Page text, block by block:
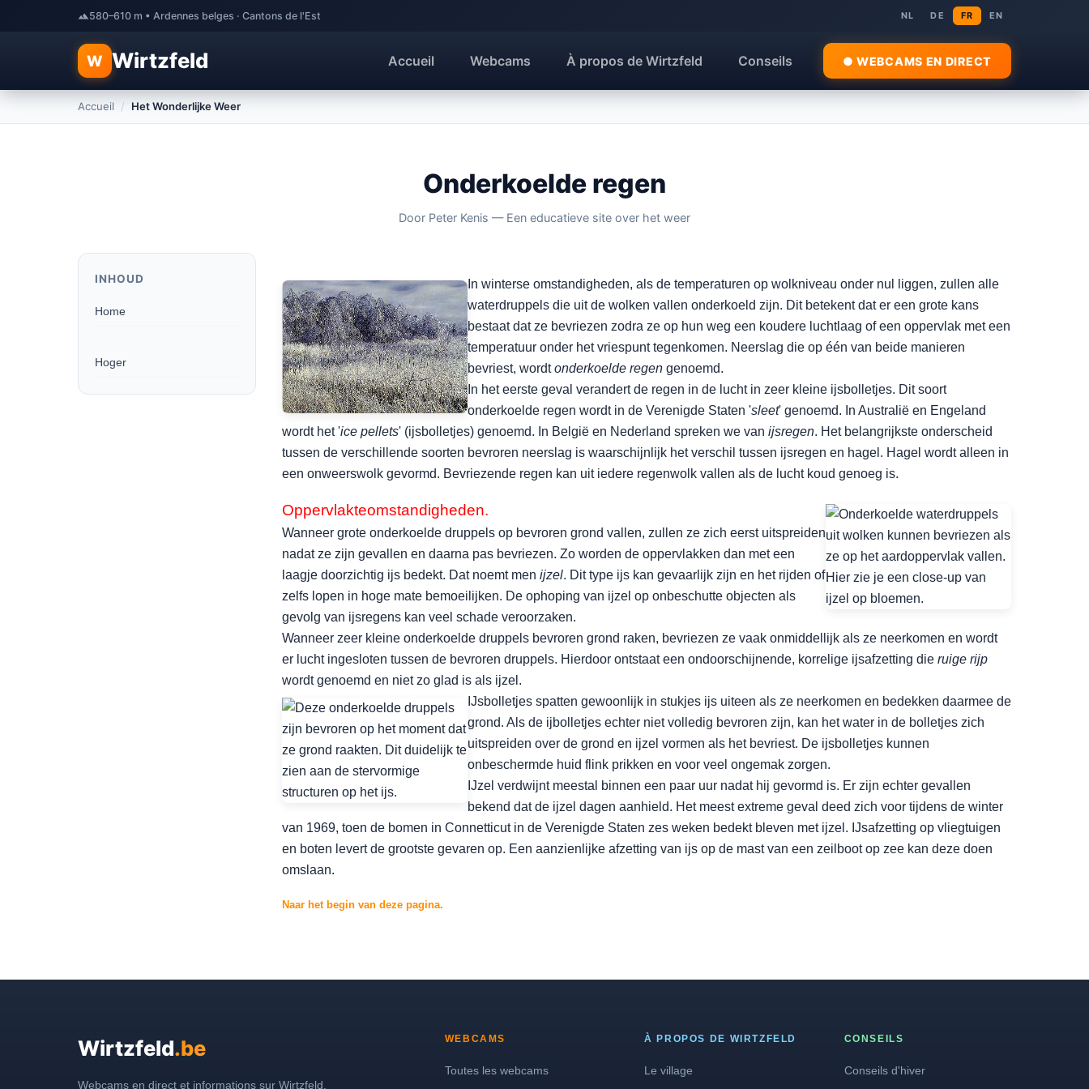
580–610 m • Ardennes belges · Cantons de l'Est NL DE FR EN
W Wirtzfeld Accueil Webcams À propos de Wirtzfeld Conseils ● WEBCAMS EN DIRECT
Accueil / Het Wonderlijke Weer
Onderkoelde regen
Door Peter Kenis — Een educatieve site over het weer
INHOUD
Home
Hoger
In winterse omstandigheden, als de temperaturen op wolkniveau onder nul liggen, zullen alle
waterdruppels die uit de wolken vallen onderkoeld zijn. Dit betekent dat er een grote kans
bestaat dat ze bevriezen zodra ze op hun weg een koudere luchtlaag of een oppervlak met een
temperatuur onder het vriespunt tegenkomen. Neerslag die op één van beide manieren
bevriest, wordtonderkoelde regen genoemd.
In het eerste geval verandert de regen in de lucht in zeer kleine ijsbolletjes. Dit soort
onderkoelde regen wordt in de Verenigde Staten 'sleet' genoemd. In Australië en Engeland
wordt het 'ice pellets' (ijsbolletjes) genoemd. In België en Nederland spreken we van ijsregen. Het belangrijkste onderscheid
tussen de verschillende soorten bevroren neerslag is waarschijnlijk het verschil tussen ijsregen en hagel. Hagel wordt alleen in
een onweerswolk gevormd. Bevriezende regen kan uit iedere regenwolk vallen als de lucht koud genoeg is.
Oppervlakteomstandigheden.
Wanneer grote onderkoelde druppels op bevroren grond vallen, zullen ze zich eerst uitspreiden
nadat ze zijn gevallen en daarna pas bevriezen. Zo worden de oppervlakken dan met een
laagje doorzichtig ijs bedekt. Dat noemt men ijzel. Dit type ijs kan gevaarlijk zijn en het rijden of
zelfs lopen in hoge mate bemoeilijken. De ophoping van ijzel op onbeschutte objecten als
gevolg van ijsregens kan veel schade veroorzaken.
Wanneer zeer kleine onderkoelde druppels bevroren grond raken, bevriezen ze vaak onmiddellijk als ze neerkomen en wordt
er lucht ingesloten tussen de bevroren druppels. Hierdoor ontstaat een ondoorschijnende, korrelige ijsafzetting die ruige rijp
wordt genoemd en niet zo glad is als ijzel.
IJsbolletjes spatten gewoonlijk in stukjes ijs uiteen als ze neerkomen en bedekken daarmee de
grond. Als de ijbolletjes echter niet volledig bevroren zijn, kan het water in de bolletjes zich
uitspreiden over de grond en ijzel vormen als het bevriest. De ijsbolletjes kunnen
onbeschermde huid flink prikken en voor veel ongemak zorgen.
IJzel verdwijnt meestal binnen een paar uur nadat hij gevormd is. Er zijn echter gevallen
bekend dat de ijzel dagen aanhield. Het meest extreme geval deed zich voor tijdens de winter
van 1969, toen de bomen in Connetticut in de Verenigde Staten zes weken bedekt bleven met ijzel. IJsafzetting op vliegtuigen
en boten levert de grootste gevaren op. Een aanzienlijke afzetting van ijs op de mast van een zeilboot op zee kan deze doen
omslaan.
Naar het begin van deze pagina.
Wirtzfeld.be
Webcams en direct et informations sur Wirtzfeld,
WEBCAMS
Toutes les webcams
À PROPOS DE WIRTZFELD
Le village
CONSEILS
Conseils d'hiver